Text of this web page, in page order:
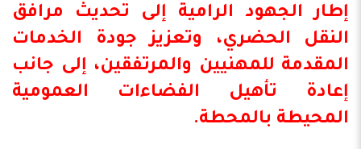
إطار الجهود الرامية إلى تحديث مرافق
النقل الحضري، وتعزيز جودة الخدمات
المقدمة للمهنيين والمرتفقين، إلى جانب
إعادة تأهيل الفضاءات العمومية
المحيطة بالمحطة.